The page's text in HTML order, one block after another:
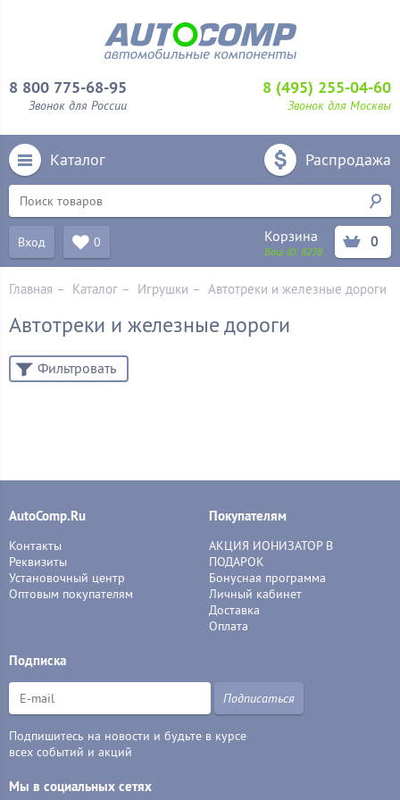
8 800 775-68-95
Звонок для России
8 (495) 255-04-60
Звонок для Москвы
Каталог Распродажа
Вход 0 Корзина
Ваш ID:8238
0
Главная – Каталог – Игрушки – Автотреки и железные дороги
Автотреки и железные дороги
Фильтровать
AutoComp.Ru
Контакты
Реквизиты
Установочный центр
Оптовым покупателям
Покупателям
АКЦИЯ ИОНИЗАТОР В
ПОДАРОК
Бонусная программа
Личный кабинет
Доставка
Оплата
Подписка
Подписаться
Подпишитесь на новости и будьте в курсе
всех событий и акций
Мы в социальных сетях